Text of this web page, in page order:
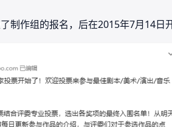
制作组的报名，后在2015年7月14日